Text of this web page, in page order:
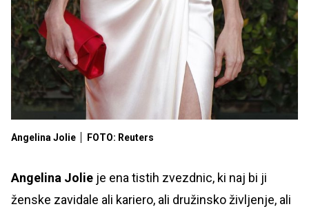
Angelina Jolie FOTO: Reuters
Angelina Jolie je ena tistih zvezdnic, ki naj bi ji
ženske zavidale ali kariero, ali družinsko življenje, ali